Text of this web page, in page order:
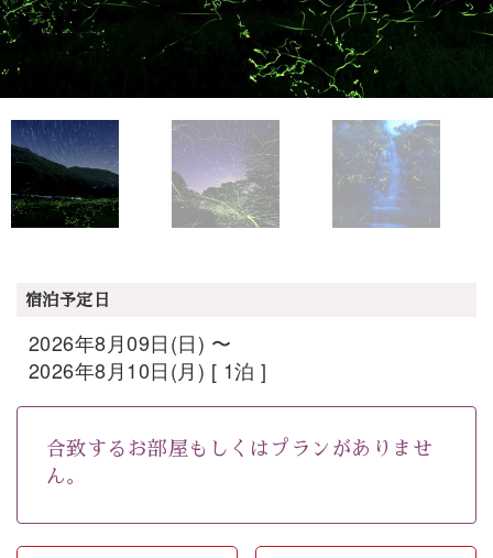
宿泊予定日
2026年8月09日(日) 〜
2026年8月10日(月) [ 1泊 ]
合致するお部屋もしくはプランがありませ
ん。